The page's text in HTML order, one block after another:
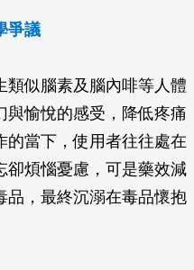
爭議
類似腦素及腦內啡等人體
與愉悅的感受，降低疼痛
的當下，使用者往往處在
卻煩惱憂慮，可是藥效減
品，最終沉溺在毒品懷抱